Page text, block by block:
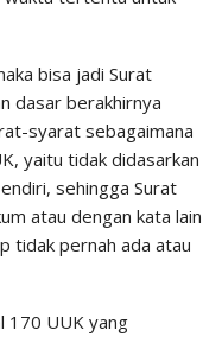
bisa jadi Surat
dasar berakhirnya
syarat sebagaimana
yaitu tidak didasarkan
sehingga Surat
atau dengan kata lain
tidak pernah ada atau
170 UUK yang